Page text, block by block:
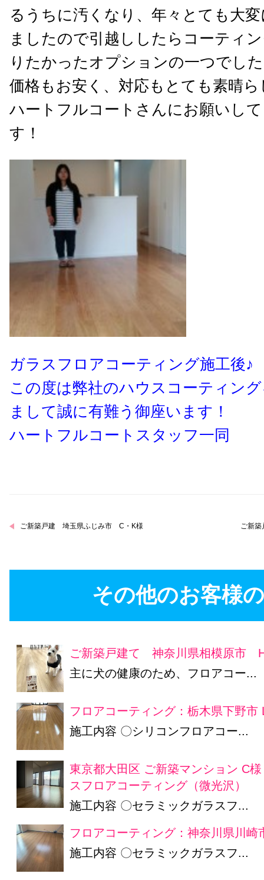
るうちに汚くなり、年々とても大
ましたので引越ししたらコーティ
りたかったオプションの一つでし
価格もお安く、対応もとても素晴
ハートフルコートさんにお願いし
す！
ガラスフロアコーティング施工後♪
この度は弊社のハウスコーティン
まして誠に有難う御座います！
ハートフルコートスタッフ一同
ご新築戸建 埼玉県ふじみ市 C・K様 ご新
その他のお客様
ご新築戸建て 神奈川県相模原市
主に犬の健康のため、フロアコー...
フロアコーティング：栃木県下野市
施工内容 〇シリコンフロアコー...
東京都大田区 ご新築マンション C
スフロアコーティング（微光沢）
施工内容 〇セラミックガラスフ...
フロアコーティング：神奈川県川崎
施工内容 〇セラミックガラスフ...